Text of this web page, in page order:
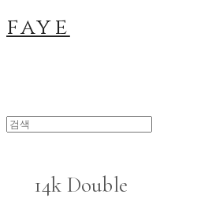
faye
14k Double